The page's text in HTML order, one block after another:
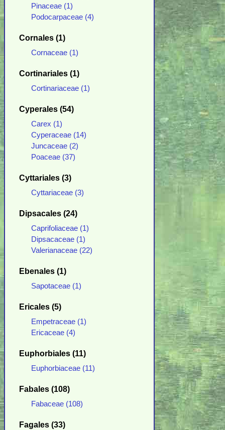
Pinaceae (1)
Podocarpaceae (4)
Cornales (1)
Cornaceae (1)
Cortinariales (1)
Cortinariaceae (1)
Cyperales (54)
Carex (1)
Cyperaceae (14)
Juncaceae (2)
Poaceae (37)
Cyttariales (3)
Cyttariaceae (3)
Dipsacales (24)
Caprifoliaceae (1)
Dipsacaceae (1)
Valerianaceae (22)
Ebenales (1)
Sapotaceae (1)
Ericales (5)
Empetraceae (1)
Ericaceae (4)
Euphorbiales (11)
Euphorbiaceae (11)
Fabales (108)
Fabaceae (108)
Fagales (33)